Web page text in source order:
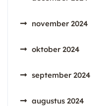
november 2024
oktober 2024
september 2024
augustus 2024